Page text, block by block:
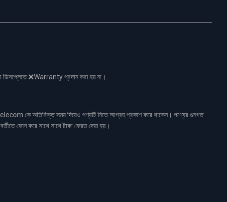
ডিসপ্লেতে ❌Warranty প্রদান করা হয় না।
কে অতিরিক্ত সময় দিয়েও পণ্যটি নিতে আগ্রহ প্রকাশ করে থাকেন। পণ্যের গুনগত
ফোন করে সাথে সাথে টাকা ফেরত দেয়া হয়।